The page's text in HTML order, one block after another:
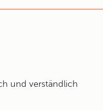
und verständlich